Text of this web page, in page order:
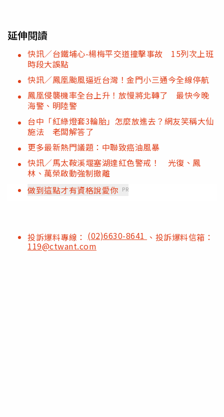
延伸閱讀
快訊／台鐵埔心-楊梅平交道撞擊事故 15列次上班
時段大誤點
快訊／鳳凰颱風逼近台灣！金門小三通今全線停航
鳳凰侵襲機率全台上升！放慢將北轉了 最快今晚
海警、明陸警
台中「紅綠燈套3輪胎」怎麼放進去？網友笑稱大仙
施法 老闆解答了
更多最新熱門議題：中聯致癌油風暴
快訊／馬太鞍溪堰塞湖達紅色警戒！ 光復、鳳
林、萬榮啟動強制撤離
做到這點才有資格說愛你 PR
投訴爆料專線： (02)6630-8641 、投訴爆料信箱：
119@ctwant.com